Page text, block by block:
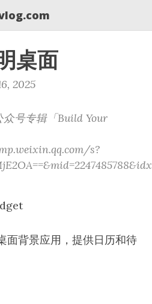
桌面
2025
号专辑「Build Your
s?
背景应用，提供日历和待